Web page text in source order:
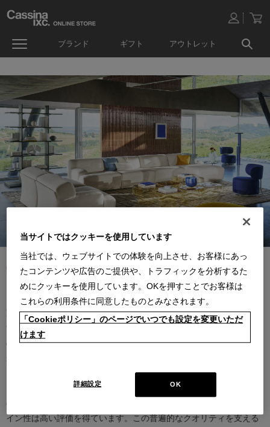
ブランド ギフト アウトレット
カッシーナは創業以来、インテリアの未来をデザインし続けてきた
家具業界では数少ないリーディングブランドとして知られていま
す。17世紀、イタリアで誕生したカッシーナは、教会の木製チェア
の製造に始まり、その後豪華客船の内装などを手掛け、技術力を確
ト・カッシーナによってカッシーナ社が設立されると、5０年代には
モダンファーニチャーの分野へと転身、その後多くの製品が世界中
の最も重要な美術館にコレクションされるなど、その完成度とデザ
イン性は高い評価を得ています。この普遍的なクオリティを支える
当サイトではクッキーを使用しています
当社では、ウェブサイトでの体験を向上させ、お客様にあっ
たコンテンツや広告のご提供や、トラフィックを分析するた
めにクッキーを使用しています。OKを押すことでお客様は
これらの利用条件に同意したものとみなされます。
「Cookieポリシー」のページでいつでも設定を変更いただ
けます
OK
詳細設定